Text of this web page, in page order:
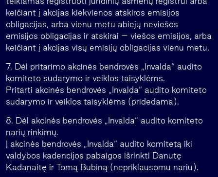
keičiant į akcijas kiekvienos atskiros emisijos
obligacijas, arba vienu metu abiejų neviešos
emisijos obligacijas ir atskirai – viešos emisijos, arba
keičiant į akcijas visų emisijų obligacijas vienu metu.
7. Dėl pritarimo akcinės bendrovės „Invalda“ audito
komiteto sudarymo ir veiklos taisyklėms.
Pritarti akcinės bendrovės „Invalda“ audito komiteto
sudarymo ir veiklos taisyklėms (pridedama).
8. Dėl akcinės bendrovės „Invalda“ audito komiteto
narių rinkimų.
Į akcinės bendrovės „Invalda“ audito komitetą iki
valdybos kadencijos pabaigos išrinkti Danutę
Kadanaitę ir Tomą Bubiną (nepriklausomu nariu).